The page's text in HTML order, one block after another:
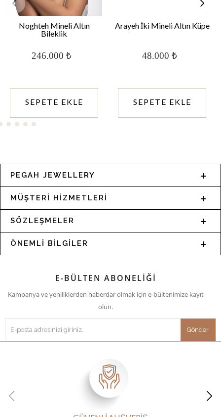
Noghteh Mineli Altın
Bileklik
246.000 ₺
SEPETE EKLE
Arayeh İki Mineli Altın Küpe
48.000 ₺
SEPETE EKLE
PEGAH JEWELLERY
MÜŞTERİ HİZMETLERİ
SÖZLEŞMELER
ÖNEMLİ BİLGİLER
E-BÜLTEN ABONELİĞİ
Kampanya ve yeniliklerden haberdar olmak için e-bültenimize kayıt
olun.